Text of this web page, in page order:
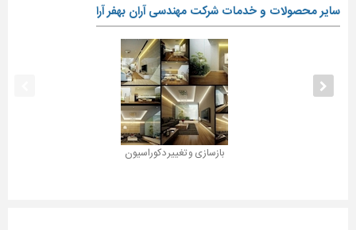
سایر محصولات و خدمات شرکت مهندسی آران بهفر آرا
بازسازی و تغییر دکوراسیون